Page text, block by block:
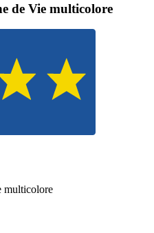
de Vie multicolore
multicolore